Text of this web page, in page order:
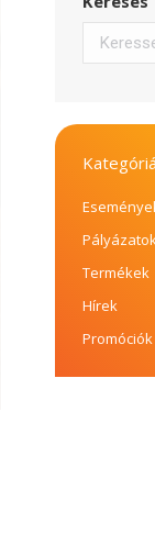
Termékek
Hírek
Promóciók